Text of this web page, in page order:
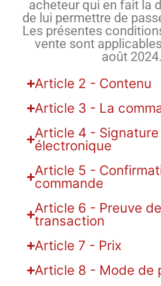
acheteur qui en fait la
de lui permettre de
Les présentes
vente sont applicables
août 2024.
Article 2 - Contenu
Article 3 - La
Article 4 - Signature
électronique
Article 5 -
commande
Article 6 - Preuve
transaction
Article 7 - Prix
Article 8 - Mode de